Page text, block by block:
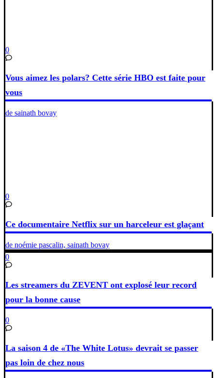
0
Vous aimez les polars? Cette série HBO est faite pour
vous
de sainath bovay
0
Ce documentaire Netflix sur un harceleur est glaçant
de noémie pascalin, sainath bovay
0
Les streamers du ZEVENT ont explosé leur record
pour la bonne cause
0
La saison 4 de «The White Lotus» devrait se passer
pas loin de chez nous